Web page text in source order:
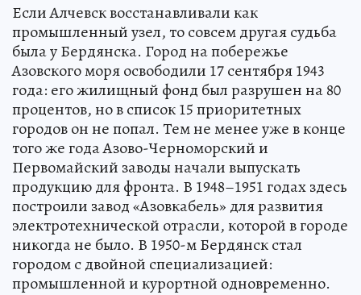
Если Алчевск восстанавливали как
промышленный узел, то совсем другая судьба
была у Бердянска. Город на побережье
Азовского моря освободили 17 сентября 1943
года: его жилищный фонд был разрушен на 80
процентов, но в список 15 приоритетных
городов он не попал. Тем не менее уже в конце
того же года Азово-Черноморский и
Первомайский заводы начали выпускать
продукцию для фронта. В 1948–1951 годах здесь
построили завод «Азовкабель» для развития
электротехнической отрасли, которой в городе
никогда не было. В 1950-м Бердянск стал
городом с двойной специализацией:
промышленной и курортной одновременно.